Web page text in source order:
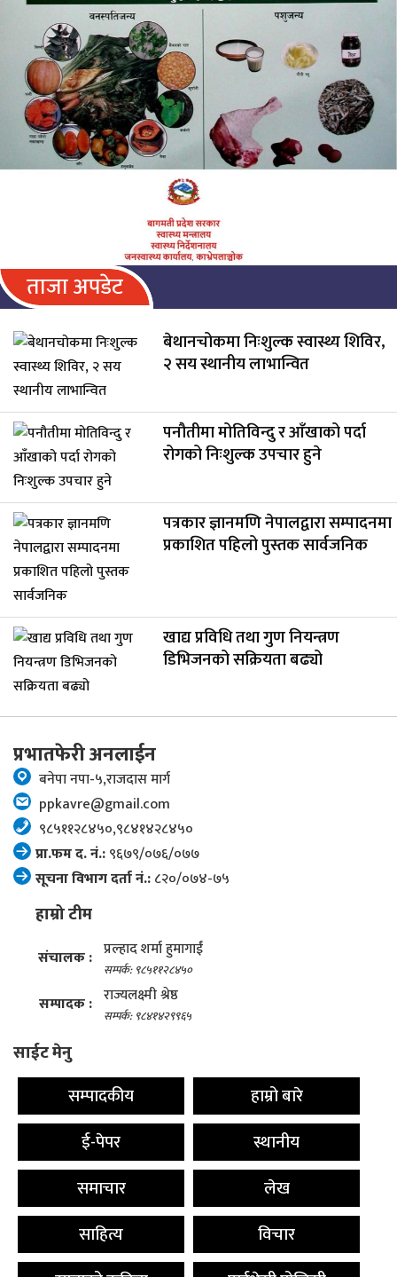
ताजा अपडेट
बेथानचोकमा निःशुल्क स्वास्थ्य शिविर,
२ सय स्थानीय लाभान्वित
पनौतीमा मोतिविन्दु र आँखाको पर्दा
रोगको निःशुल्क उपचार हुने
पत्रकार ज्ञानमणि नेपालद्वारा सम्पादनमा
प्रकाशित पहिलो पुस्तक सार्वजनिक
खाद्य प्रविधि तथा गुण नियन्त्रण
डिभिजनको सक्रियता बढ्यो
प्रभातफेरी अनलाईन
बनेपा नपा-५,राजदास मार्ग
ppkavre@gmail.com
९८५११२८४५०,९८४१४२८४५०
प्रा.फम द. नं.:९६७९/०७६/०७७
सूचना विभाग दर्ता नं.:८२०/०७४-७५
हाम्रो टीम
संचालक : प्रल्हाद शर्मा हुमागाईं
सम्पर्क: ९८५११२८४५०
सम्पादक : राज्यलक्ष्मी श्रेष्ठ
सम्पर्क: ९८४१४२९९६५
साईट मेनु
सम्पादकीय
हाम्रो बारे
ई-पेपर
स्थानीय
समाचार
लेख
साहित्य
विचार